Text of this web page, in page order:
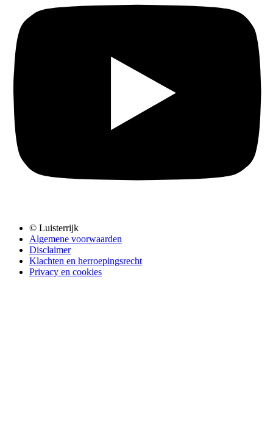
© Luisterrijk
Algemene voorwaarden
Disclaimer
Klachten en herroepingsrecht
Privacy en cookies